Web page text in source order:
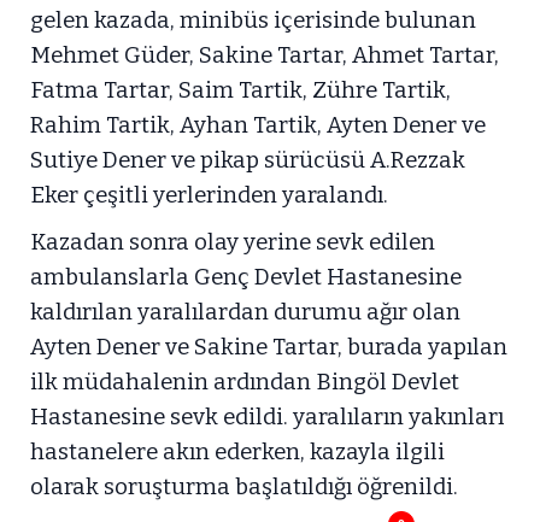
gelen kazada, minibüs içerisinde bulunan
Mehmet Güder, Sakine Tartar, Ahmet Tartar,
Fatma Tartar, Saim Tartik, Zühre Tartik,
Rahim Tartik, Ayhan Tartik, Ayten Dener ve
Sutiye Dener ve pikap sürücüsü A.Rezzak
Eker çeşitli yerlerinden yaralandı.
Kazadan sonra olay yerine sevk edilen
ambulanslarla Genç Devlet Hastanesine
kaldırılan yaralılardan durumu ağır olan
Ayten Dener ve Sakine Tartar, burada yapılan
ilk müdahalenin ardından Bingöl Devlet
Hastanesine sevk edildi. yaralıların yakınları
hastanelere akın ederken, kazayla ilgili
olarak soruşturma başlatıldığı öğrenildi.